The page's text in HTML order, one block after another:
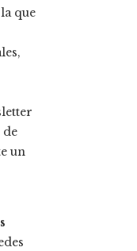
que
de
un